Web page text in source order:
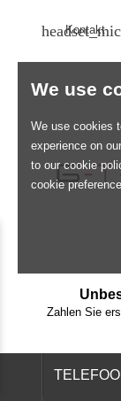
We use
We use cookies
experience on
to our cookie
cookie
headset_mic
Kontakt
Zahlen Sie